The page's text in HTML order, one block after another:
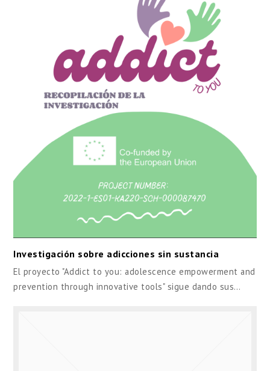
Investigación sobre adicciones sin sustancia
El proyecto "Addict to you: adolescence empowerment and
prevention through innovative tools" sigue dando sus…